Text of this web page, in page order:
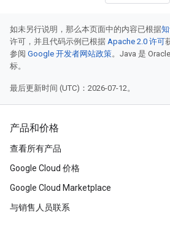
如未另行说明，那么本页面中的内容已根据
许可，并且代码示例已根据 Apache 2.0 许可
参阅 Google 开发者网站政策。Java 是
标。
最后更新时间 (UTC)：2026-07-12。
产品和价格
查看所有产品
Google Cloud 价格
Google Cloud Marketplace
与销售人员联系